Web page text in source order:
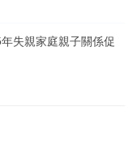
失親家庭親子關係促